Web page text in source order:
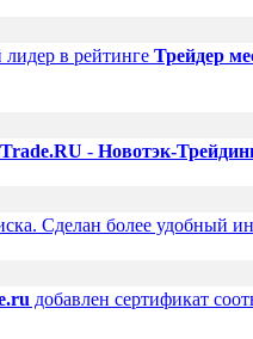
в рейтинге Трейдер
- Новотэк-
Сделан более удобный
добавлен сертификат